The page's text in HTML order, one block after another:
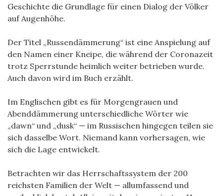
Geschichte die Grundlage für einen Dialog der Völker
auf Augenhöhe.
Der Titel „Russendämmerung“ ist eine Anspielung auf
den Namen einer Kneipe, die während der Coronazeit
trotz Sperrstunde heimlich weiter betrieben wurde.
Auch davon wird im Buch erzählt.
Im Englischen gibt es für Morgengrauen und
Abenddämmerung unterschiedliche Wörter wie
„dawn“ und „dusk“ — im Russischen hingegen teilen sie
sich dasselbe Wort. Niemand kann vorhersagen, wie
sich die Lage entwickelt.
Betrachten wir das Herrschaftssystem der 200
reichsten Familien der Welt — allumfassend und